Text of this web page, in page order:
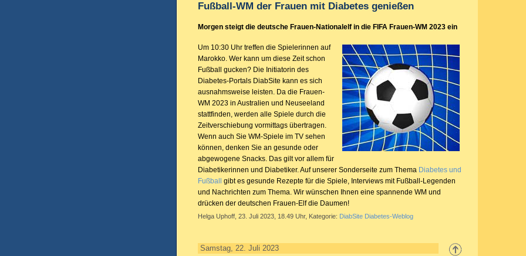
Fußball-WM der Frauen mit Diabetes genießen
Morgen steigt die deutsche Frauen-Nationalelf in die FIFA Frauen-WM 2023 ein
Um 10:30 Uhr treffen die Spielerinnen auf
Marokko. Wer kann um diese Zeit schon
Fußball gucken? Die Initiatorin des
Diabetes-Portals DiabSite kann es sich
ausnahmsweise leisten. Da die Frauen-
WM 2023 in Australien und Neuseeland
stattfinden, werden alle Spiele durch die
Zeitverschiebung vormittags übertragen.
Wenn auch Sie WM-Spiele im TV sehen
können, denken Sie an gesunde oder
abgewogene Snacks. Das gilt vor allem für
Diabetikerinnen und Diabetiker. Auf unserer Sonderseite zum Thema Diabetes und
Fußball
gibt es gesunde Rezepte für die Spiele, Interviews mit Fußball-Legenden
und Nachrichten zum Thema. Wir wünschen Ihnen eine spannende WM und
drücken der deutschen Frauen-Elf die Daumen!
Helga Uphoff, 23. Juli 2023, 18.49 Uhr, Kategorie: DiabSite Diabetes-Weblog
Samstag, 22. Juli 2023